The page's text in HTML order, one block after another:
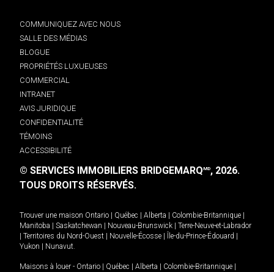
COMMUNIQUEZ AVEC NOUS
SALLE DES MÉDIAS
BLOGUE
PROPRIÉTÉS LUXUEUSES
COMMERCIAL
INTRANET
AVIS JURIDIQUE
CONFIDENTIALITÉ
TÉMOINS
ACCESSIBILITÉ
© SERVICES IMMOBILIERS BRIDGEMARQMD, 2026.
TOUS DROITS RÉSERVÉS.
Trouver une maison Ontario Québec Alberta Colombie-Britannique
Manitoba
Saskatchewan Nouveau-Brunswick
Terre-Neuve-et-Labrador
Territoires du Nord-Ouest Nouvelle-Écosse Île-du-Prince-Édouard
Yukon
Nunavut.
Maisons à louer - Ontario Québec Alberta Colombie-Britannique